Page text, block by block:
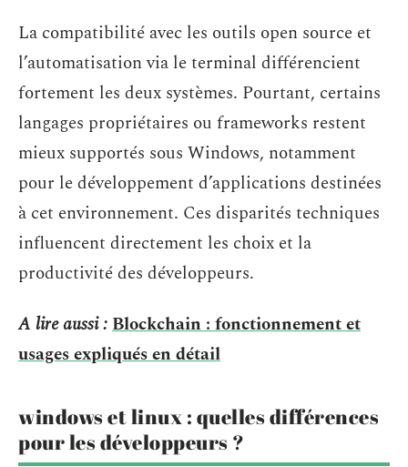
La compatibilité avec les outils open source et
l’automatisation via le terminal différencient
fortement les deux systèmes. Pourtant, certains
langages propriétaires ou frameworks restent
mieux supportés sous Windows, notamment
pour le développement d’applications destinées
à cet environnement. Ces disparités techniques
influencent directement les choix et la
productivité des développeurs.
A lire aussi :Blockchain : fonctionnement et
usages expliqués en détail
windows et linux : quelles différences
pour les développeurs ?